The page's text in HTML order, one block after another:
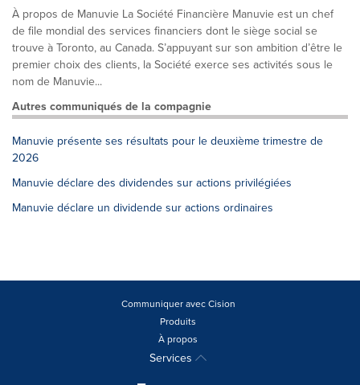
À propos de Manuvie La Société Financière Manuvie est un chef
de file mondial des services financiers dont le siège social se
trouve à Toronto, au Canada. S’appuyant sur son ambition d’être le
premier choix des clients, la Société exerce ses activités sous le
nom de Manuvie...
Autres communiqués de la compagnie
Manuvie présente ses résultats pour le deuxième trimestre de
2026
Manuvie déclare des dividendes sur actions privilégiées
Manuvie déclare un dividende sur actions ordinaires
Communiquer avec Cision
Produits
À propos
Services